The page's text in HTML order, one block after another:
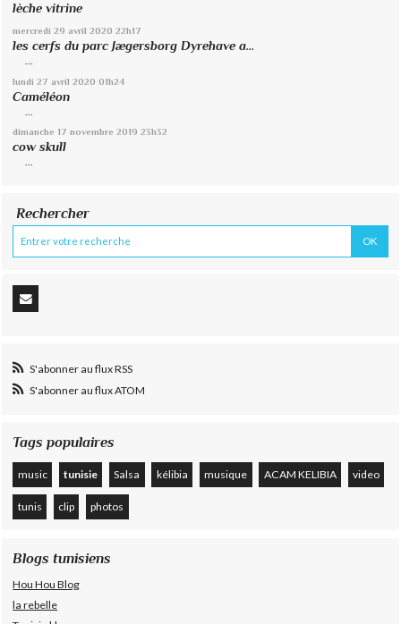
lèche vitrine
mercredi 29 avril 2020 22h17
les cerfs du parc Jægersborg Dyrehave a...
lundi 27 avril 2020 01h24
Caméléon
dimanche 17 novembre 2019 23h32
cow skull
...
Rechercher
S'abonner au flux RSS
S'abonner au flux ATOM
Tags populaires
music tunisie Salsa kélibia musique ACAM KELIBIA video
tunis clip photos
Blogs tunisiens
Hou Hou Blog
la rebelle